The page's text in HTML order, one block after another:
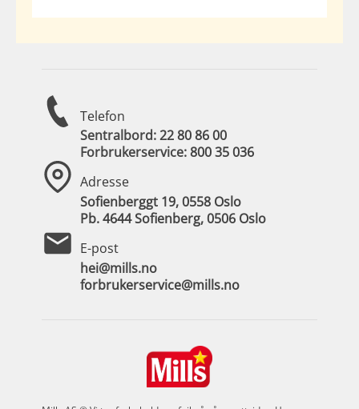
Telefon
Sentralbord:22 80 86 00
Forbrukerservice:800 35 036
Adresse
Sofienberggt 19, 0558 Oslo
Pb. 4644 Sofienberg, 0506 Oslo
E-post
hei@mills.no
forbrukerservice@mills.no